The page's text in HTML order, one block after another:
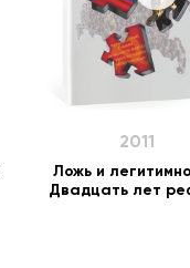
2011
Ложь и
Двадцать лет